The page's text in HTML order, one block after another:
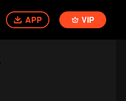
APP VIP